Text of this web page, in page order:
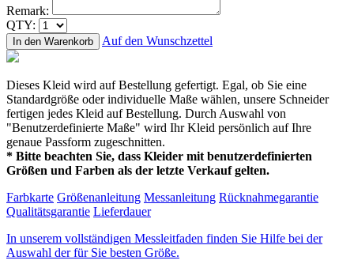
Remark:
QTY:
In den Warenkorb Auf den Wunschzettel
Dieses Kleid wird auf Bestellung gefertigt. Egal, ob Sie eine
Standardgröße oder individuelle Maße wählen, unsere Schneider
fertigen jedes Kleid auf Bestellung. Durch Auswahl von
"Benutzerdefinierte Maße" wird Ihr Kleid persönlich auf Ihre
genaue Passform zugeschnitten.
* Bitte beachten Sie, dass Kleider mit benutzerdefinierten
Größen und Farben als der letzte Verkauf gelten.
Farbkarte Größenanleitung Messanleitung Rücknahmegarantie
Qualitätsgarantie Lieferdauer
In unserem vollständigen Messleitfaden finden Sie Hilfe bei der
Auswahl der für Sie besten Größe.